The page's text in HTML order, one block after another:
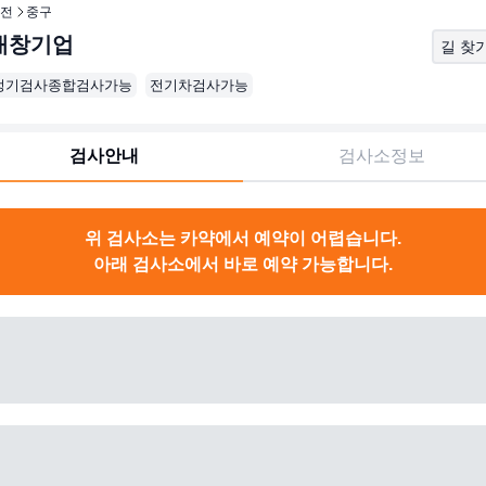
중구
창기업 길 찾
기검사종합검사가능 전기차검사가능
검사안내 검사소정보
위 검사소는 카약에서 예약이 어렵습니다.
아래 검사소에서 바로 예약 가능합니다.